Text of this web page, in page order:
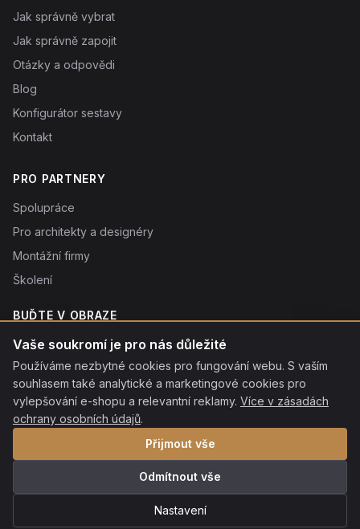
Jak správně vybrat
Jak správně zapojit
Otázky a odpovědi
Blog
Konfigurátor sestavy
Kontakt
PRO PARTNERY
Spolupráce
Pro architekty a designéry
Montážní firmy
Školení
BUĎTE V OBRAZE
Novinky o produktech, tipy a slevy. Typicky 1× týdně.
Odebírat
Odebráním souhlasíte sezpracováním osobních údajů. Odhlásit se můžete kdykoliv
kliknutím na odkaz v patičce každého e-mailu.
© 2026 ROON s.r.o. Všechna práva vyhrazena.
údajů
· Nastavení cookies ·
Mapa stránek
QR Apple Pay
Vaše soukromí je pro nás důležité
Používáme nezbytné cookies pro fungování webu. S vaším
souhlasem také analytické a marketingové cookies pro
vylepšování e-shopu a relevantní reklamy. Více v zásadách
ochrany osobních údajů.
Přijmout vše
Odmítnout vše
Nastavení